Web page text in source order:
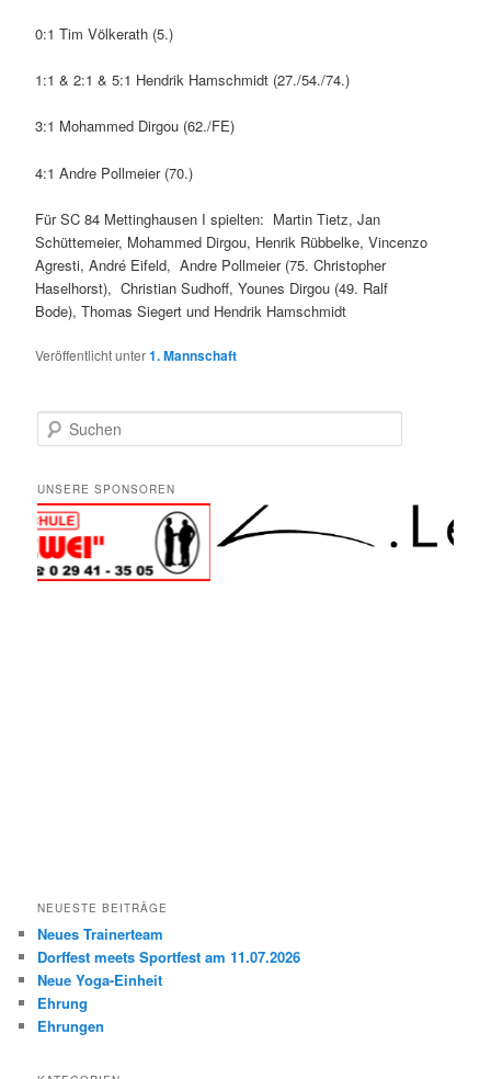
0:1 Tim Völkerath (5.)
1:1 & 2:1 & 5:1 Hendrik Hamschmidt (27./54./74.)
3:1 Mohammed Dirgou (62./FE)
4:1 Andre Pollmeier (70.)
Für SC 84 Mettinghausen I spielten: Martin Tietz, Jan
Schüttemeier, Mohammed Dirgou, Henrik Rübbelke, Vincenzo
Agresti, André Eifeld, Andre Pollmeier (75. Christopher
Haselhorst), Christian Sudhoff, Younes Dirgou (49. Ralf
Bode), Thomas Siegert und Hendrik Hamschmidt
Veröffentlicht unter1. Mannschaft
u
h
e
n
UNSERE SPONSOREN
NEUESTE BEITRÄGE
Neues Trainerteam
Dorffest meets Sportfest am 11.07.2026
Neue Yoga-Einheit
Ehrung
Ehrungen